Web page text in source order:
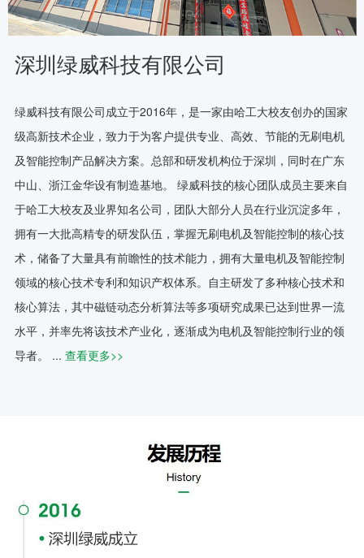
深圳绿威科技有限公司
绿威科技有限公司成立于2016年，是一家由哈工大校友创办的国家
级高新技术企业，致力于为客户提供专业、高效、节能的无刷电机
及智能控制产品解决方案。总部和研发机构位于深圳，同时在广东
中山、浙江金华设有制造基地。 绿威科技的核心团队成员主要来自
于哈工大校友及业界知名公司，团队大部分人员在行业沉淀多年，
拥有一大批高精专的研发队伍，掌握无刷电机及智能控制的核心技
术，储备了大量具有前瞻性的技术能力，拥有大量电机及智能控制
领域的核心技术专利和知识产权体系。自主研发了多种核心技术和
核心算法，其中磁链动态分析算法等多项研究成果已达到世界一流
水平，并率先将该技术产业化，逐渐成为电机及智能控制行业的领
导者。 ... 查看更多>>